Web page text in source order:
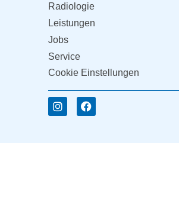
Radiologie
Leistungen
Jobs
Service
Cookie Einstellungen